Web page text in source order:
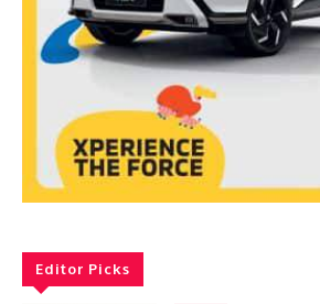
Editor Picks